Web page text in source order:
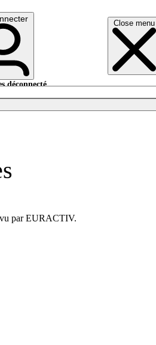
Close menu
déconnecté.
vu par EURACTIV.